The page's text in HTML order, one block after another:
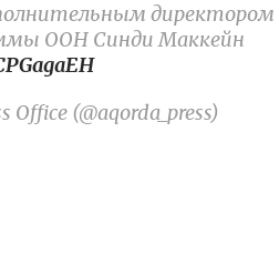
директором
ООН Синди Маккейн
Office (@aqorda_press)